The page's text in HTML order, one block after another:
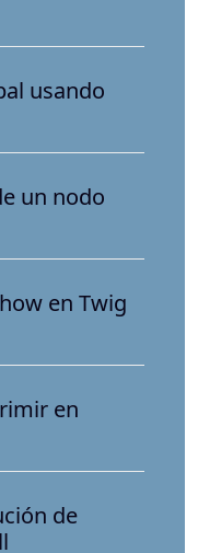
usando
un nodo
en Twig
en
de